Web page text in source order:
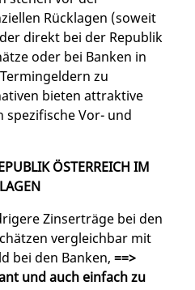
Rücklagen (soweit
direkt bei der Republik
oder bei Banken in
zu
bieten attraktive
spezifische Vor- und
ÖSTERREICH IM
Zinserträge bei den
vergleichbar mit
bei den Banken, ==>
und auch einfach zu